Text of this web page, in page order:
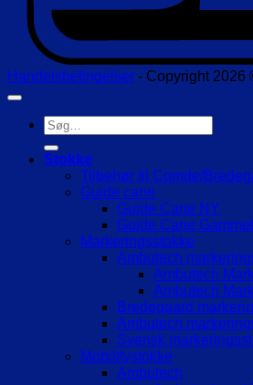
Handelsbetingelser - Copyright 2026
Søg
efter:
Stokke
Tilbehør til Comde/
Guide cane
Guide Cane NY
Guide Cane Gammel
Markeringsstokke
Ambutech
Ambutech
Ambutech
Bredegaard
Ambutech
Svensk
Mobilitystokke
Ambutech